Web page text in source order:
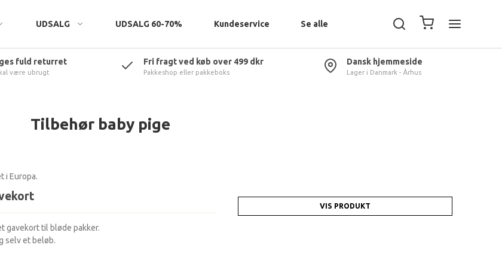
UDSALG UDSALG 60-70% Kundeservice Se alle
fuld returret
være ubrugt
Fri fragt ved køb over 499 dkr
Pakkeshop eller pakkeboks
Dansk hjemmeside
Lager i Danmark - Århus
Tilbehør baby pige
i Europa.
gavekort til bløde pakker.
selv et beløb.
VIS PRODUKT